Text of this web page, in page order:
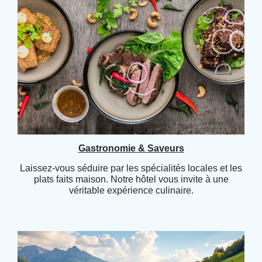
Gastronomie & Saveurs
Laissez-vous séduire par les spécialités locales et les
plats faits maison. Notre hôtel vous invite à une
véritable expérience culinaire.